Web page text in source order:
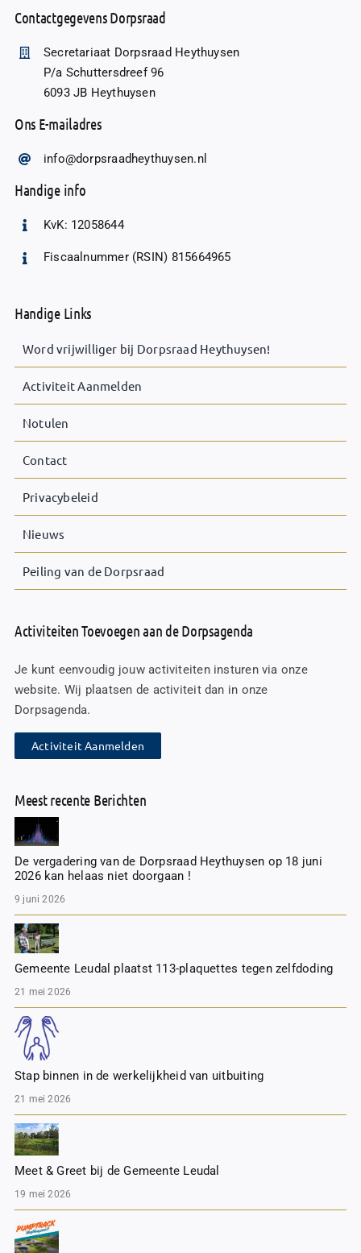
Contactgegevens Dorpsraad
Secretariaat Dorpsraad Heythuysen
P/a Schuttersdreef 96
6093 JB Heythuysen
Ons E-mailadres
info@dorpsraadheythuysen.nl
Handige info
KvK: 12058644
Fiscaalnummer (RSIN) 815664965
Handige Links
Word vrijwilliger bij Dorpsraad Heythuysen!
Activiteit Aanmelden
Notulen
Contact
Privacybeleid
Nieuws
Peiling van de Dorpsraad
Activiteiten Toevoegen aan de Dorpsagenda
Je kunt eenvoudig jouw activiteiten insturen via onze
website. Wij plaatsen de activiteit dan in onze
Dorpsagenda.
Activiteit Aanmelden
Meest recente Berichten
De vergadering van de Dorpsraad Heythuysen op 18 juni
2026 kan helaas niet doorgaan !
9 juni 2026
Gemeente Leudal plaatst 113-plaquettes tegen zelfdoding
21 mei 2026
Stap binnen in de werkelijkheid van uitbuiting
21 mei 2026
Meet & Greet bij de Gemeente Leudal
19 mei 2026